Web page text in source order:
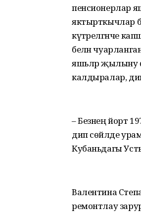
пенсионерлар
яктырткычлар
күтәрелгәнче
белән
яшьләр җылыну
калдыралар,
– Безнең йорт
дип сөйләде
Кубаньдагы
Валентина
ремонтлау